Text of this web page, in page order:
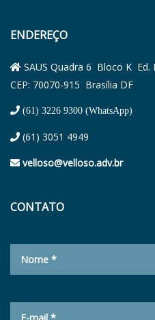
ENDEREÇO
SAUS Quadra 6 Bloco K Ed.
CEP: 70070-915 Brasília DF
(61) 3226 9300 (WhatsApp)
(61) 3051 4949
velloso@velloso.adv.br
CONTATO